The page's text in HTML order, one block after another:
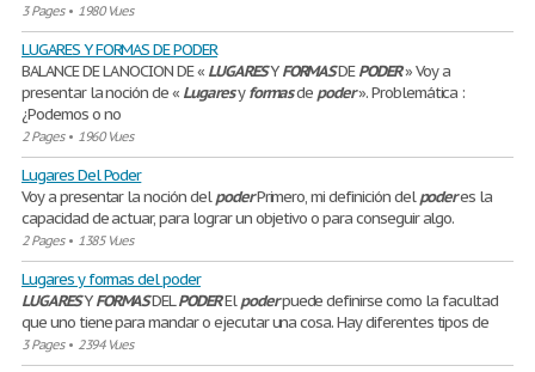
3 Pages• 1980 Vues
LUGARES Y FORMAS DE PODER
BALANCE DE LA NOCION DE « LUGARESYFORMASDEPODER» Voy a
presentar la noción de « Lugaresyformasde poder». Problemática :
¿Podemos o no
2 Pages• 1960 Vues
Lugares Del Poder
Voy a presentar la noción delpoderPrimero, mi definición delpoderes la
capacidad de actuar, para lograr un objetivo o para conseguir algo.
2 Pages• 1385 Vues
Lugares y formas del poder
LUGARESYFORMASDELPODERElpoderpuede definirse como la facultad
que uno tiene para mandar o ejecutar una cosa. Hay diferentes tipos de
3 Pages• 2394 Vues